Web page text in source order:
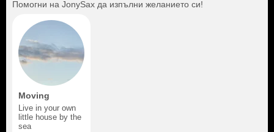
Помогни на JonySax да изпълни желанието си!
Moving
Live in your own
little house by the
sea